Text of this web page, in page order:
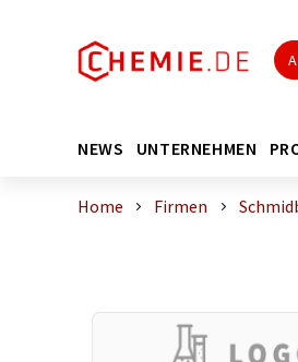
NEWS UNTERNEHMEN
Home Firmen